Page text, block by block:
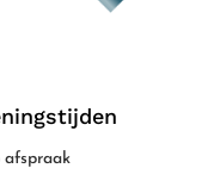
afspraak